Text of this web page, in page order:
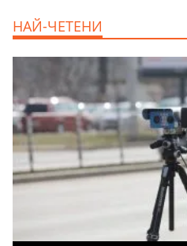
НАЙ-ЧЕТЕНИ